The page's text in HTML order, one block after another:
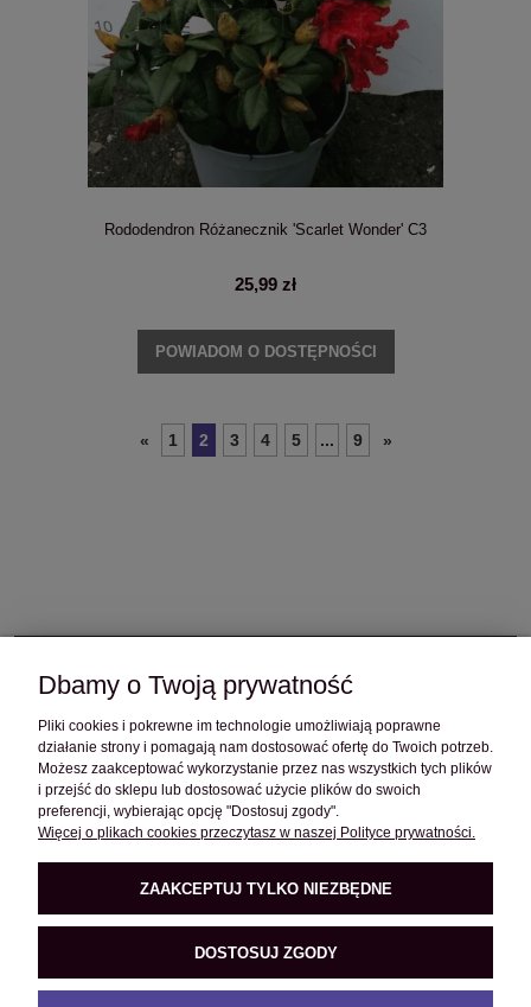
Rododendron Różanecznik 'Scarlet Wonder' C3
25,99 zł
POWIADOM O DOSTĘPNOŚCI
« 1 2 3 4 5 ... 9 »
OBSŁUGA KLIENTA
POMOC
O FIRMIE
PRODUKTY
Dbamy o Twoją prywatność
Pliki cookies i pokrewne im technologie umożliwiają poprawne
działanie strony i pomagają nam dostosować ofertę do Twoich potrzeb.
Możesz zaakceptować wykorzystanie przez nas wszystkich tych plików
i przejść do sklepu lub dostosować użycie plików do swoich
preferencji, wybierając opcję "Dostosuj zgody".
Więcej o plikach cookies przeczytasz w naszej Polityce prywatności.
ZAAKCEPTUJ TYLKO NIEZBĘDNE
DOSTOSUJ ZGODY